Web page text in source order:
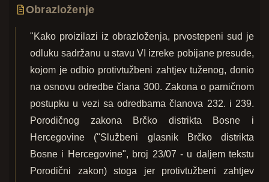
Obrazloženje
"Kako proizilazi iz obrazloženja, prvostepeni sud je
odluku sadržanu u stavu VI izreke pobijane presude,
kojom je odbio protivtužbeni zahtjev tuženog, donio
na osnovu odredbe člana 300. Zakona o parničnom
postupku u vezi sa odredbama članova 232. i 239.
Porodičnog zakona Brčko distrikta Bosne i
Hercegovine ("Službeni glasnik Brčko distrikta
Bosne i Hercegovine", broj 23/07 - u daljem tekstu
Porodični zakon) stoga jer protivtužbeni zahtjev